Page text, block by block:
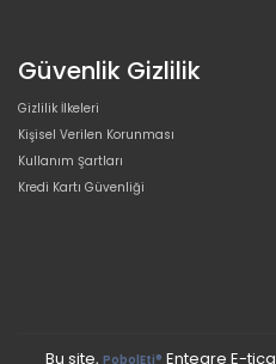
Güvenlik Gizlilik
Gizlilik İlkeleri
Kişisel Verilen Korunması
Kullanım Şartları
Kredi Kartı Güvenliği
Bu site, PobolEti® Entegre E-